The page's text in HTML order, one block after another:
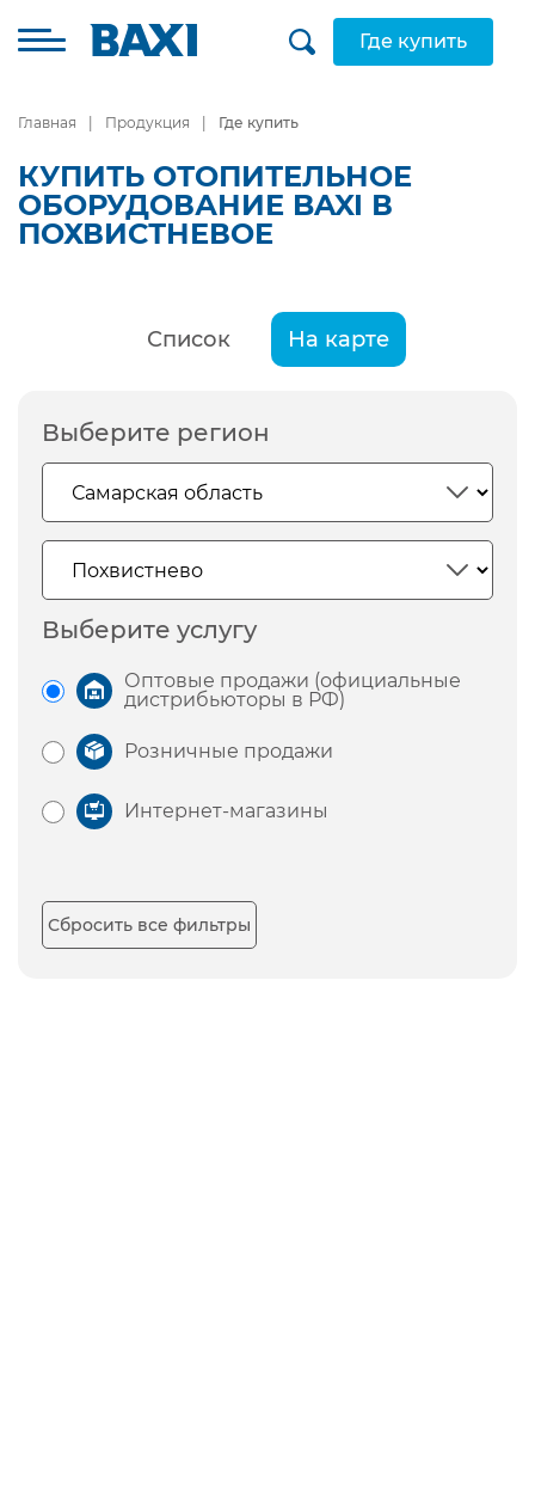
Где купить
Главная Продукция Где купить
КУПИТЬ ОТОПИТЕЛЬНОЕ
ОБОРУДОВАНИЕ BAXI В
ПОХВИСТНЕВОЕ
Список На карте
Выберите регион
Выберите услугу
Оптовые продажи (официальные
дистрибьюторы в РФ)
Розничные продажи
Интернет-магазины
Сбросить все фильтры